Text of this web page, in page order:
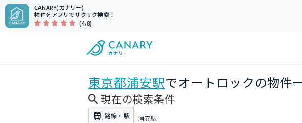
CANARY(カナリー)
物件をアプリでサクサク検索！
(4.8)
東京都浦安駅でオートロックの物件
現在の検索条件
路線・駅 浦安駅